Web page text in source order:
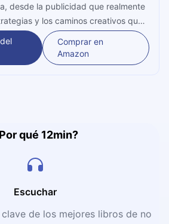
desde la publicidad que realmente
y los caminos creativos que
pueden tomar para
ventas con sus campañas.
Comprar en
Amazon
qué 12min?
Escuchar
de los mejores libros de no